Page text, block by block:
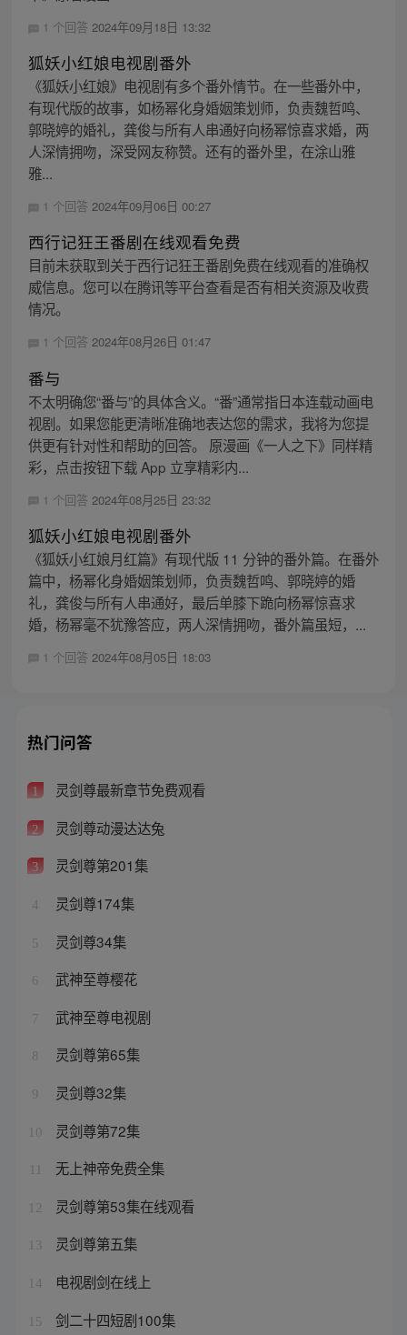
1 个回答 2024年09月18日 13:32
狐妖小红娘电视剧番外
《狐妖小红娘》电视剧有多个番外情节。在一些番外中，
有现代版的故事，如杨幂化身婚姻策划师，负责魏哲鸣、
郭晓婷的婚礼，龚俊与所有人串通好向杨幂惊喜求婚，两
人深情拥吻，深受网友称赞。还有的番外里，在涂山雅
雅...
1 个回答 2024年09月06日 00:27
西行记狂王番剧在线观看免费
目前未获取到关于西行记狂王番剧免费在线观看的准确权
威信息。您可以在腾讯等平台查看是否有相关资源及收费
情况。
1 个回答 2024年08月26日 01:47
番与
不太明确您“番与”的具体含义。“番”通常指日本连载动画电
视剧。如果您能更清晰准确地表达您的需求，我将为您提
供更有针对性和帮助的回答。 原漫画《一人之下》同样精
彩，点击按钮下载 App 立享精彩内...
1 个回答 2024年08月25日 23:32
狐妖小红娘电视剧番外
《狐妖小红娘月红篇》有现代版 11 分钟的番外篇。在番外
篇中，杨幂化身婚姻策划师，负责魏哲鸣、郭晓婷的婚
礼，龚俊与所有人串通好，最后单膝下跪向杨幂惊喜求
婚，杨幂毫不犹豫答应，两人深情拥吻，番外篇虽短，...
1 个回答 2024年08月05日 18:03
热门问答
1 灵剑尊最新章节免费观看
2 灵剑尊动漫达达兔
3 灵剑尊第201集
4 灵剑尊174集
5 灵剑尊34集
6 武神至尊樱花
7 武神至尊电视剧
8 灵剑尊第65集
9 灵剑尊32集
10 灵剑尊第72集
无上神帝免费全集
12 灵剑尊第53集在线观看
13 灵剑尊第五集
14 电视剧剑在线上
15 剑二十四短剧100集